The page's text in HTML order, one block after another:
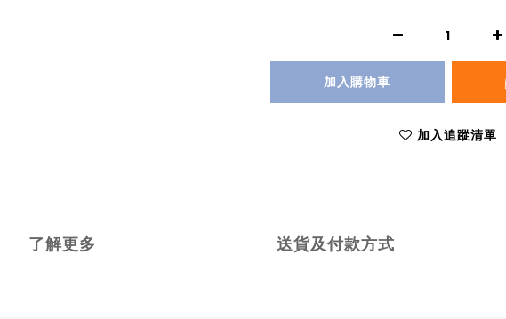
加入購物車
加入追蹤清單
了解更多 送貨及付款方式